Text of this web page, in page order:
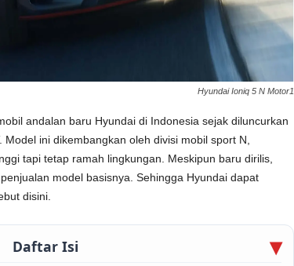
Hyundai Ioniq 5 N Motor1
andalan baru Hyundai di Indonesia sejak diluncurkan
ini dikembangkan oleh divisi mobil sport N,
tapi tetap ramah lingkungan. Meskipun baru dirilis,
model basisnya. Sehingga Hyundai dapat
disini.
Daftar Isi